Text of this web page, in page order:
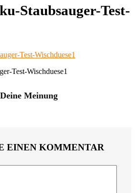
Staubsauger-Test-
Test-Wischduese1
Meinung
EINEN KOMMENTAR